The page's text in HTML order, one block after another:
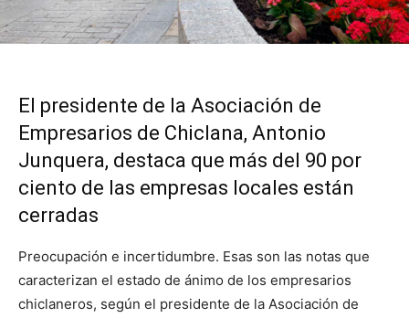
El presidente de la Asociación de
Empresarios de Chiclana, Antonio
Junquera, destaca que más del 90 por
ciento de las empresas locales están
cerradas
Preocupación e incertidumbre. Esas son las notas que
caracterizan el estado de ánimo de los empresarios
chiclaneros, según el presidente de la Asociación de